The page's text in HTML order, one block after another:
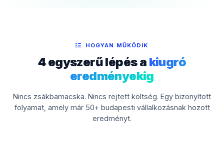
HOGYAN MŰKÖDIK
4 egyszerű lépés a kiugró
eredményekig
Nincs zsákbamacska. Nincs rejtett költség. Egy bizonyított
folyamat, amely már 50+ budapesti vállalkozásnak hozott
eredményt.